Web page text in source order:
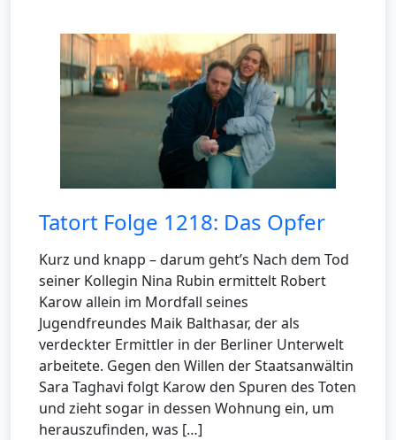
Tatort Folge 1218: Das Opfer
Kurz und knapp – darum geht’s Nach dem Tod
seiner Kollegin Nina Rubin ermittelt Robert
Karow allein im Mordfall seines
Jugendfreundes Maik Balthasar, der als
verdeckter Ermittler in der Berliner Unterwelt
arbeitete. Gegen den Willen der Staatsanwältin
Sara Taghavi folgt Karow den Spuren des Toten
und zieht sogar in dessen Wohnung ein, um
herauszufinden, was […]